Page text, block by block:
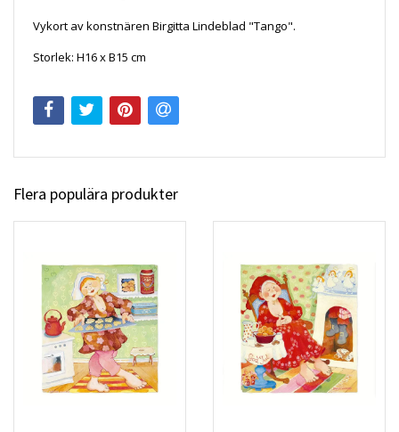
Vykort av konstnären Birgitta Lindeblad "Tango".
Storlek: H16 x B15 cm
Flera populära produkter